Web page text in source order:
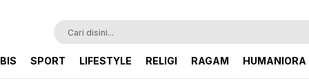
SPORT LIFESTYLE RELIGI RAGAM HUMANIORA